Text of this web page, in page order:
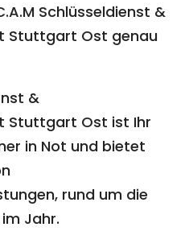
Schlüsseldienst &
Stuttgart Ost genau
&
Stuttgart Ost ist Ihr
in Not und bietet
rund um die
Jahr.